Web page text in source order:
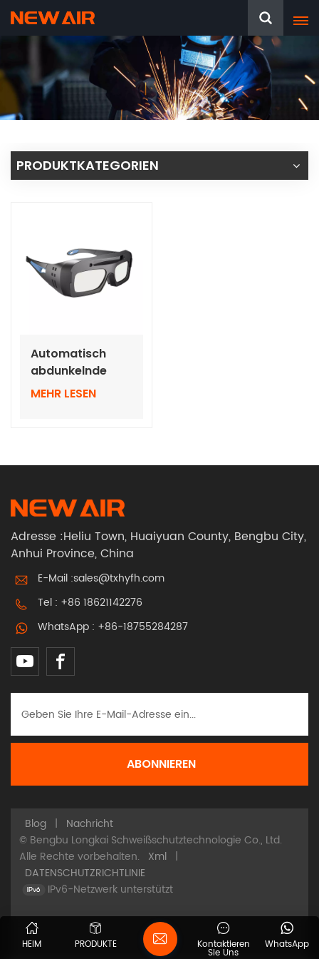
PRODUKTKATEGORIEN
Automatisch
abdunkelnde
Schweißerbrille
MEHR LESEN
Adresse :Heliu Town, Huaiyuan County, Bengbu City,
Anhui Province, China
E-Mail :sales@txhyfh.com
Tel : +86 18621142276
WhatsApp : +86-18755284287
Blog |
Nachricht
© Bengbu Longkai Schweißschutztechnologie Co., Ltd.
Alle Rechte vorbehalten.
Xml |
DATENSCHUTZRICHTLINIE
IPv6-Netzwerk unterstützt
HEIM PRODUKTE WhatsApp
Kontaktieren
Sie Uns